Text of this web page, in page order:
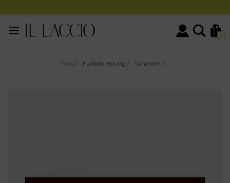
0
Frau / Fußbekleidung / Sandalen /